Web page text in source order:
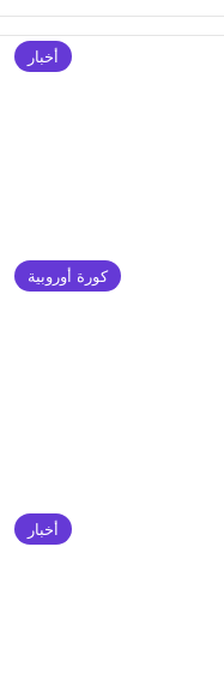
أخبار
كورة أوروبية
أخبار